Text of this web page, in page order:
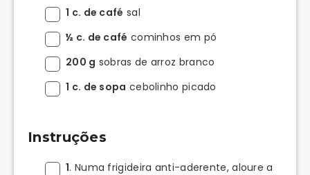
1 c. de café sal
½ c. de café cominhos em pó
200 g sobras de arroz branco
1 c. de sopa cebolinho picado
Instruções
1. Numa frigideira anti-aderente, aloure a